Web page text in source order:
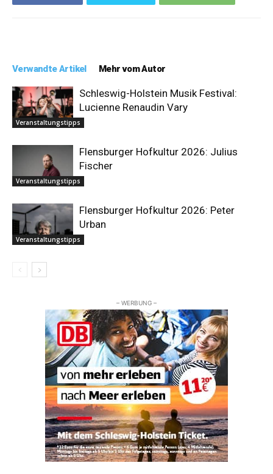
Verwandte Artikel Mehr vom Autor
Veranstaltungstipps
Schleswig-Holstein Musik Festival:
Lucienne Renaudin Vary
Veranstaltungstipps
Flensburger Hofkultur 2026: Julius
Fischer
Veranstaltungstipps
Flensburger Hofkultur 2026: Peter
Urban
– WERBUNG –